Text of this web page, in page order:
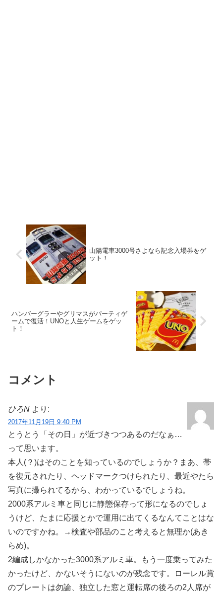
山陽電車3000号さよなら記念入場券をゲ
ット！
ハンバーグラーやグリマスがパーティゲ
ームで復活！UNOと人生ゲームをゲッ
ト！
コメント
ひろN より:
2017年11月19日 9:40 PM
とうとう「その日」が近づきつつあるのだなぁ…
って思います。
本人(？)はそのことを知っているのでしょうか？まあ、帯
を復元されたり、ヘッドマークつけられたり、最近やたら
写真に撮られてるから、わかっているでしょうね。
2000系アルミ車と同じに静態保存って形になるのでしょ
うけど、たまに応援とかで運用に出てくるなんてことはな
いのですかね。→検査や部品のこと考えると無理か(あき
らめ)。
2編成しかなかった3000系アルミ車。もう一度乗ってみた
かったけど、かないそうにないのが残念です。ローレル賞
のプレートは勿論、独立した窓と運転席の後ろの2人席が